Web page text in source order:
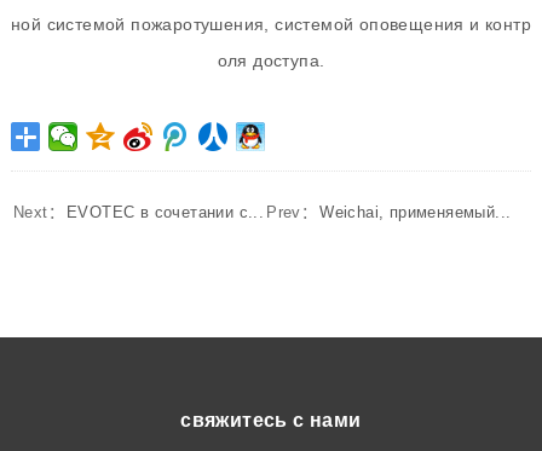
ной системой пожаротушения, системой оповещения и контр
оля доступа.
Next： EVOTEC в сочетании с... Prev： Weichai, применяемый...
свяжитесь с нами